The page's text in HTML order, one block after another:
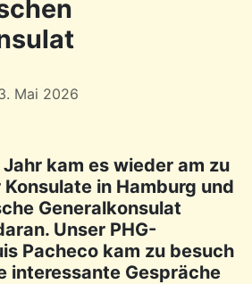
Mai 2026
kam es wieder am zu
in Hamburg und
Generalkonsulat
Unser PHG-
Pacheco kam zu besuch
interessante Gespräche